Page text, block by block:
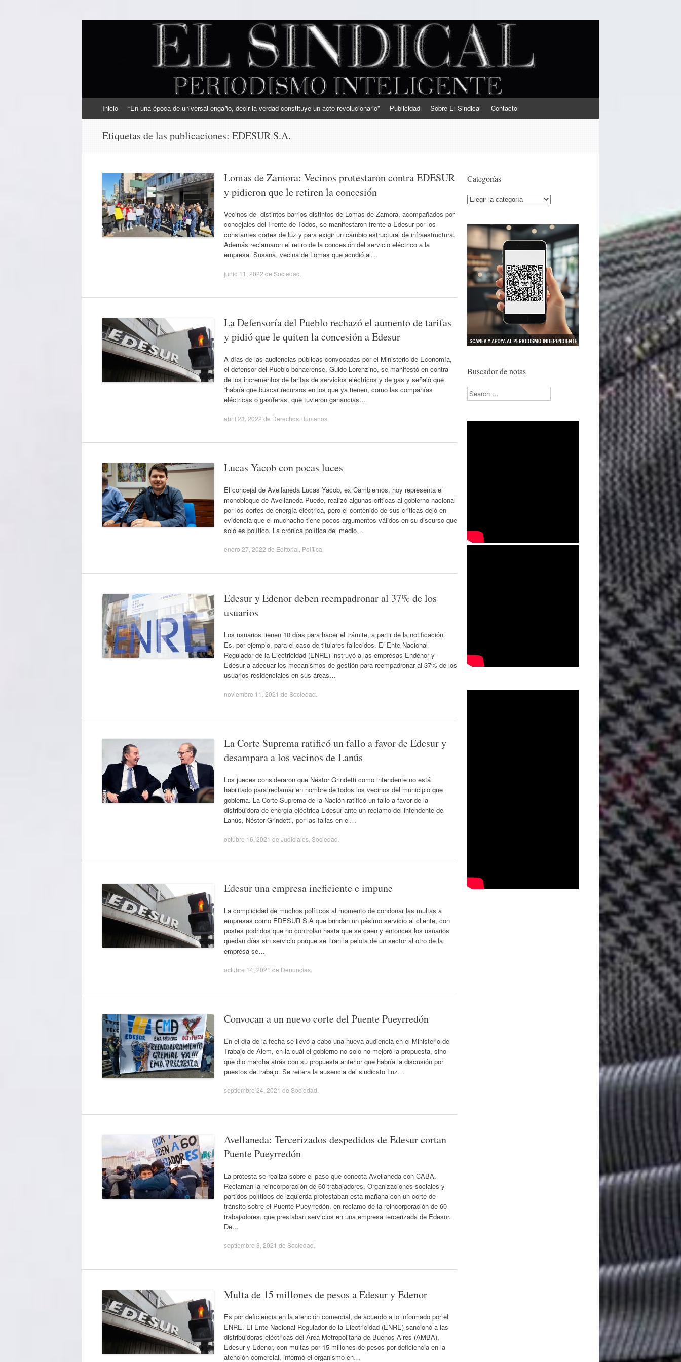
EL SINDICAL
Periodismo Inteligente
al
Inicio “En una época de universal engaño, decir la verdad constituye un acto revolucionario” Publicidad Sobre El Sindical Contacto
Etiquetas de las publicaciones: EDESUR S.A.
Lomas de Zamora: Vecinos protestaron contra EDESUR
y pidieron que le retiren la concesión
Vecinos de distintos barrios distintos de Lomas de Zamora, acompañados por
concejales del Frente de Todos, se manifestaron frente a Edesur por los
constantes cortes de luz y para exigir un cambio estructural de infraestructura.
Además reclamaron el retiro de la concesión del servicio eléctrico a la
empresa. Susana, vecina de Lomas que acudió al…
junio 11, 2022 de Sociedad
La Defensoría del Pueblo rechazó el aumento de tarifas
y pidió que le quiten la concesión a Edesur
A días de las audiencias públicas convocadas por el Ministerio de Economía,
el defensor del Pueblo bonaerense, Guido Lorenzino, se manifestó en contra
de los incrementos de tarifas de servicios eléctricos y de gas y señaló que
“habría que buscar recursos en los que ya tienen, como las compañías
eléctricas o gasíferas, que tuvieron ganancias…
abril 23, 2022 de Derechos Humanos
Lucas Yacob con pocas luces
El concejal de Avellaneda Lucas Yacob, ex Cambiemos, hoy representa el
monobloque de Avellaneda Puede, realizó algunas criticas al gobierno nacional
por los cortes de energía eléctrica, pero el contenido de sus criticas dejó en
evidencia que el muchacho tiene pocos argumentos válidos en su discurso que
solo es político. La crónica política del medio…
enero 27, 2022 de Editorial Política
Edesur y Edenor deben reempadronar al 37% de los
usuarios
Los usuarios tienen 10 días para hacer el trámite, a partir de la notificación.
Es, por ejemplo, para el caso de titulares fallecidos. El Ente Nacional
Regulador de la Electricidad (ENRE) instruyó a las empresas Endenor y
Edesur a adecuar los mecanismos de gestión para reempadronar al 37% de los
usuarios residenciales en sus áreas…
noviembre 11, 2021 de Sociedad
La Corte Suprema ratificó un fallo a favor de Edesur y
desampara a los vecinos de Lanús
Los jueces consideraron que Néstor Grindetti como intendente no está
habilitado para reclamar en nombre de todos los vecinos del municipio que
gobierna. La Corte Suprema de la Nación ratificó un fallo a favor de la
distribuidora de energía eléctrica Edesur ante un reclamo del intendente de
Lanús, Néstor Grindetti, por las fallas en el…
octubre 16, 2021 de Judiciales Sociedad
Edesur una empresa ineficiente e impune
La complicidad de muchos políticos al momento de condonar las multas a
empresas como EDESUR S.A que brindan un pésimo servicio al cliente, con
postes podridos que no controlan hasta que se caen y entonces los usuarios
quedan días sin servicio porque se tiran la pelota de un sector al otro de la
empresa se…
octubre 14, 2021 de Denuncias
Convocan a un nuevo corte del Puente Pueyrredón
En el día de la fecha se llevó a cabo una nueva audiencia en el Ministerio de
Trabajo de Alem, en la cuál el gobierno no solo no mejoró la propuesta, sino
que dio marcha atrás con su propuesta anterior que habría la discusión por
puestos de trabajo. Se reitera la ausencia del sindicato Luz…
septiembre 24, 2021 de Sociedad
Avellaneda: Tercerizados despedidos de Edesur cortan
Puente Pueyrredón
La protesta se realiza sobre el paso que conecta Avellaneda con CABA.
Reclaman la reincorporación de 60 trabajadores. Organizaciones sociales y
partidos políticos de izquierda protestaban esta mañana con un corte de
tránsito sobre el Puente Pueyrredón, en reclamo de la reincorporación de 60
trabajadores, que prestaban servicios en una empresa tercerizada de Edesur.
De…
septiembre 3, 2021 de Sociedad
Multa de 15 millones de pesos a Edesur y Edenor
Es por deficiencia en la atención comercial, de acuerdo a lo informado por el
ENRE. El Ente Nacional Regulador de la Electricidad (ENRE) sancionó a las
distribuidoras eléctricas del Área Metropolitana de Buenos Aires (AMBA),
Edesur y Edenor, con multas por 15 millones de pesos por deficiencia en la
atención comercial, informó el organismo en…
Categorías
Categorías
Buscador de notas
Search